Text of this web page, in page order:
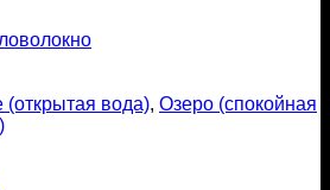
(открытая вода), Озеро (спокойная